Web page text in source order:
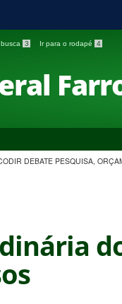
3 Ir para o rodapé 4
DEBATE PESQUISA,